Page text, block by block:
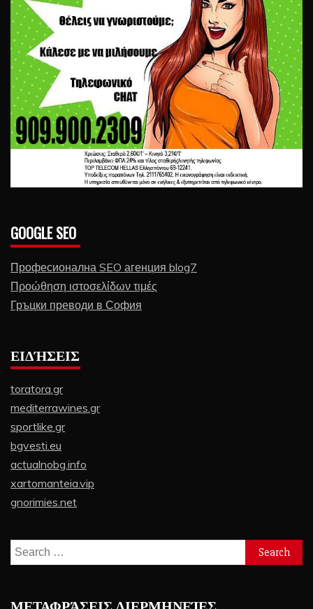
GOOGLE SEO
Професионална SEO агенция blog7
Προώθηση ιστοσελίδων τιμές
Гръцки преводи в София
ΕΙΔΉΣΕΙΣ
toratora.gr
mediterrawines.gr
sportlike.gr
bgvesti.eu
actualnobg.info
xartomanteia.vip
gnorimies.net
Search
for:
ΜΕΤΑΦΡΆΣΕΙΣ ΔΙΕΡΜΗΝΕΊΕΣ